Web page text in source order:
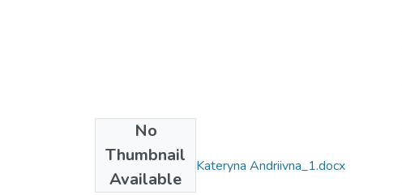
No
Thumbnail
Available
6.030102_Tsyba Kateryna Andriivna_1.docx
(57.35 KB)